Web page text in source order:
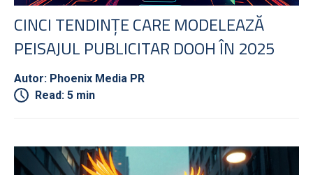
CINCI TENDINȚE CARE MODELEAZĂ
PEISAJUL PUBLICITAR DOOH ÎN 2025
Autor: Phoenix Media PR
Read: 5 min